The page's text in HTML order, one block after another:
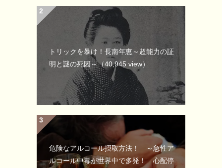
トリックを暴け！長南年恵～超能力の証
明と謎の死因～（40,945 view）
危険なアルコール摂取方法！ ～急性ア
ルコール中毒が世界中で多発！ 心配停